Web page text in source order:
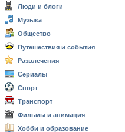
Люди и блоги
Музыка
Общество
Путешествия и события
Развлечения
Сериалы
Спорт
Транспорт
Фильмы и анимация
Хобби и образование